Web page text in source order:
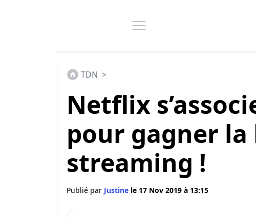
TDN >
Netflix
pour gagner
streaming !
Publié par Justine le 17 Nov 2019 à 13:15